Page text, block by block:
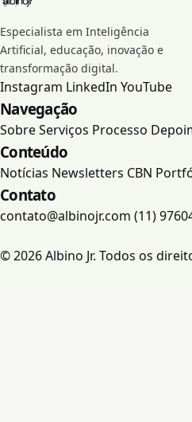
CBN
Portfólio
Contato
Especialista em Inteligência
Artificial, educação, inovação e
transformação digital.
Instagram LinkedIn YouTube
Navegação
SobreServiços Processo
Conteúdo
Notícias Newsletters CBN
Contato
contato@albinojr.com (11)
© 2026 Albino Jr. Todos os